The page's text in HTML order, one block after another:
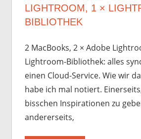
LIGHTROOM, 1 ×
BIBLIOTHEK
2 MacBooks, 2 × Adobe
Lightroom-Bibliothek: alles
einen Cloud-Service. Wie wir
habe ich mal notiert.
bisschen Inspirationen zu
andererseits,